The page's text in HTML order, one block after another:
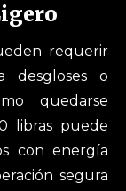
requerir
desgloses o
quedarse
libras puede
con energía
segura